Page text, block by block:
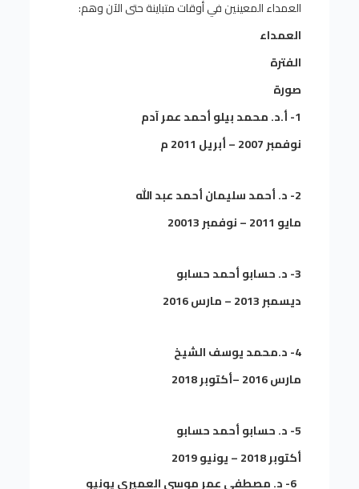
العمداء المعينين في أوقات متباينة حتى الآن وهم:
العمداء
الفترة
صورة
1- أ.د. محمد بيلو أحمد عمر آدم
نوفمبر 2007 – أبريل 2011 م
2- د. أحمد سليمان أحمد عبد الله
مايو 2011 – نوفمبر 20013
3- د. حسابو أحمد حسابو
ديسمبر 2013 – مارس 2016
4- د.محمد يوسف الشيخ
مارس 2016 –أكتوبر 2018
5- د. حسابو أحمد حسابو
أكتوبر 2018 – يونيو 2019
6- د. مصطفى عمر موسى العميري
يونيو